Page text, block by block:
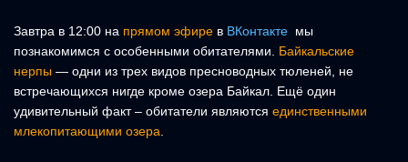
Завтра в 12:00 на прямом эфире в ВКонтакте мы
познакомимся с особенными обитателями. Байкальские
нерпы — одни из трех видов пресноводных тюленей, не
встречающихся нигде кроме озера Байкал. Ещё один
удивительный факт – обитатели являются единственными
млекопитающими озера